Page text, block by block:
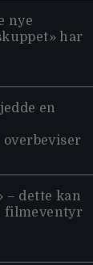
nye
har
en
– dette kan
filmeventyr